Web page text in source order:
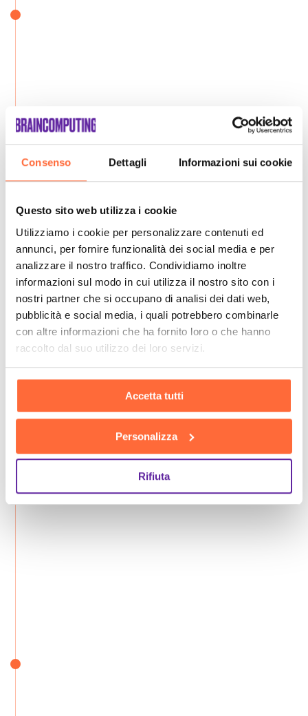
Consenso Dettagli Informazioni sui cookie
Questo sito web utilizza i cookie
Utilizziamo i cookie per personalizzare contenuti ed
annunci, per fornire funzionalità dei social media e per
analizzare il nostro traffico. Condividiamo inoltre
informazioni sul modo in cui utilizza il nostro sito con i
nostri partner che si occupano di analisi dei dati web,
pubblicità e social media, i quali potrebbero combinarle
con altre informazioni che ha fornito loro o che hanno
raccolto dal suo utilizzo dei loro servizi.
Accetta tutti
Personalizza
Rifiuta